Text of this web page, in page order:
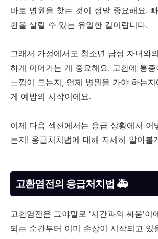
바로 병원을 찾는 것이 정말 중요해요.
환을 살릴 수 있는 유일한 길이랍니다.
그래서 가정에서도 청소년 남성 자녀와
하게 이어가는 게 중요해요. 고환에 통
느낌이 드는지, 언제 병원을 가야 하는
게 예방의 시작이에요.
이제 다음 섹션에서는 응급 상황에서 어
는지! 응급처치법에 대해 자세히 알아볼
고환염전의 응급처치법 🚑
고환염전은 그야말로 '시간과의 싸움'이
되는 순간부터 이미 손상이 시작되고 있